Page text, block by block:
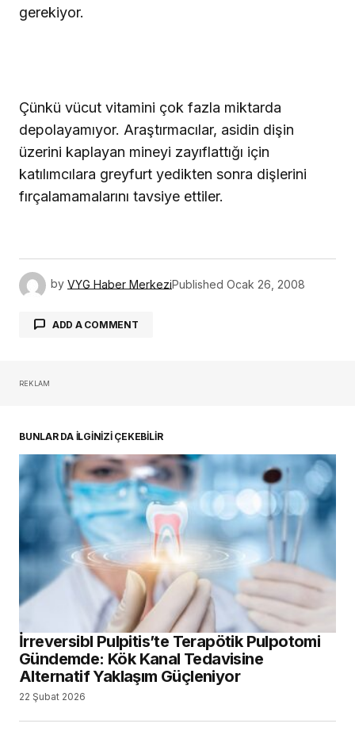
gerekiyor.
Çünkü vücut vitamini çok fazla miktarda
depolayamıyor. Araştırmacılar, asidin dişin
üzerini kaplayan mineyi zayıflattığı için
katılımcılara greyfurt yedikten sonra dişlerini
fırçalamamalarını tavsiye ettiler.
by VYG Haber MerkeziPublished Ocak 26, 2008
ADD A COMMENT
REKLAM
BUNLAR DA İLGİNİZİ ÇEKEBİLİR
İrreversibl Pulpitis’te Terapötik Pulpotomi
Gündemde: Kök Kanal Tedavisine
Alternatif Yaklaşım Güçleniyor
22 Şubat 2026